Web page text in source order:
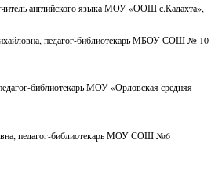
английского языка МОУ «ООШ с.Кадахта»,
педагог-библиотекарь МБОУ СОШ № 10
библиотекарь МОУ «Орловская средняя
педагог-библиотекарь МОУ СОШ №6